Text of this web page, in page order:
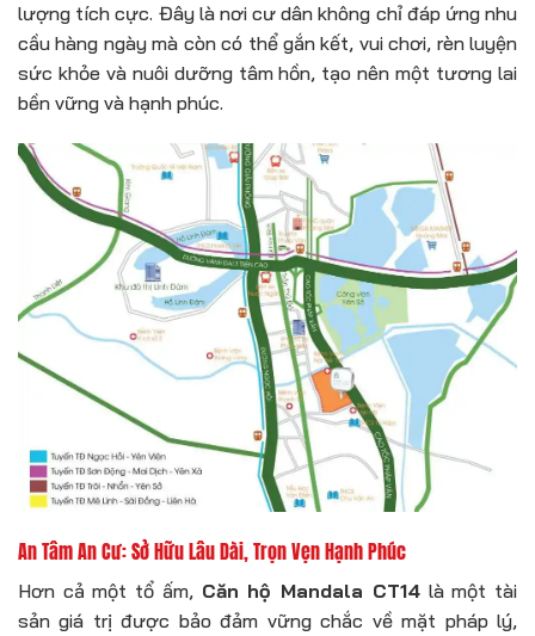
lượng tích cực. Đây là nơi cư dân không chỉ đáp ứng nhu
cầu hàng ngày mà còn có thể gắn kết, vui chơi, rèn luyện
sức khỏe và nuôi dưỡng tâm hồn, tạo nên một tương lai
bền vững và hạnh phúc.
An Tâm An Cư: Sở Hữu Lâu Dài, Trọn Vẹn Hạnh Phúc
Hơn cả một tổ ấm, Căn hộ Mandala CT14là một tài
sản giá trị được bảo đảm vững chắc về mặt pháp lý,